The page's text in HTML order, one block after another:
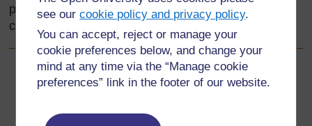
see ourcookie policy and privacy policy.
You can accept, reject or manage your
cookie preferences below, and change your
mind at any time via the “Manage cookie
preferences” link in the footer of our website.
pour développer la compréhension de ces concepts
chez vos élèves.
Précédent
Précédent